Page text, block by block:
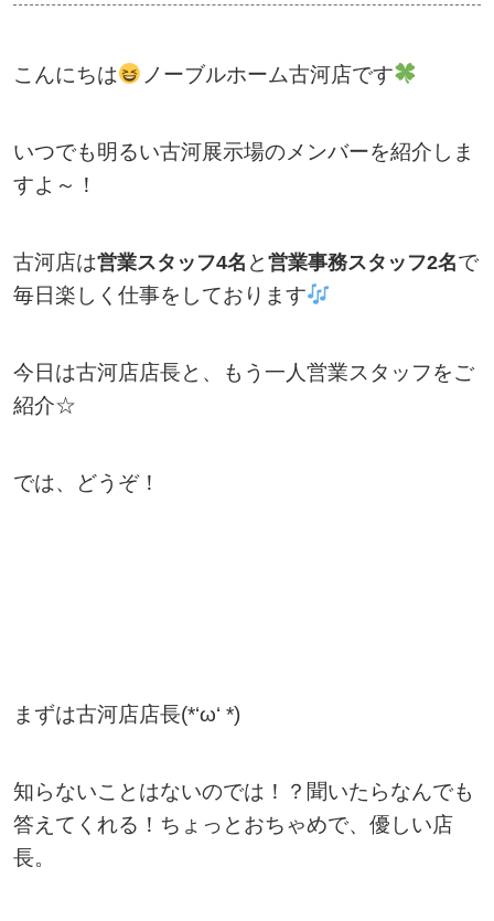
こんにちは ノーブルホーム古河店です
いつでも明るい古河展示場のメンバーを紹介しま
すよ～！
古河店は営業スタッフ4名 と 営業事務スタッフ2名で
毎日楽しく仕事をしております
今日は古河店店長と、もう一人営業スタッフをご
紹介☆
では、どうぞ！
まずは古河店店長(*‘ω‘ *)
知らないことはないのでは！？聞いたらなんでも
答えてくれる！ちょっとおちゃめで、優しい店
長。